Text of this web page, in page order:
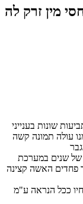
מין זרק לה
שונות בענייני
עולה תמונה קשה
ציר הזמן של שנים במערכת
פחדים האשה קצינה
ככל הנראה ע"מ